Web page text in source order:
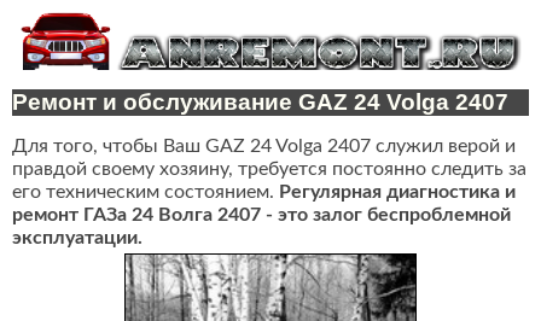
Ремонт и обслуживание GAZ 24 Volga 2407
Для того, чтобы Ваш GAZ 24 Volga 2407 служил верой и
правдой своему хозяину, требуется постоянно следить за
его техническим состоянием. Регулярная диагностика и
ремонт ГАЗа 24 Волга 2407 - это залог беспроблемной
эксплуатации.